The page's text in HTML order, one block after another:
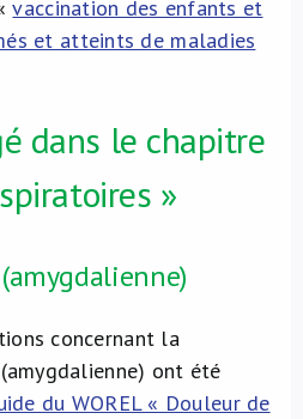
vaccination des enfants et
et atteints de maladies
dans le chapitre
»
concernant la
ont été
du WOREL « Douleur de